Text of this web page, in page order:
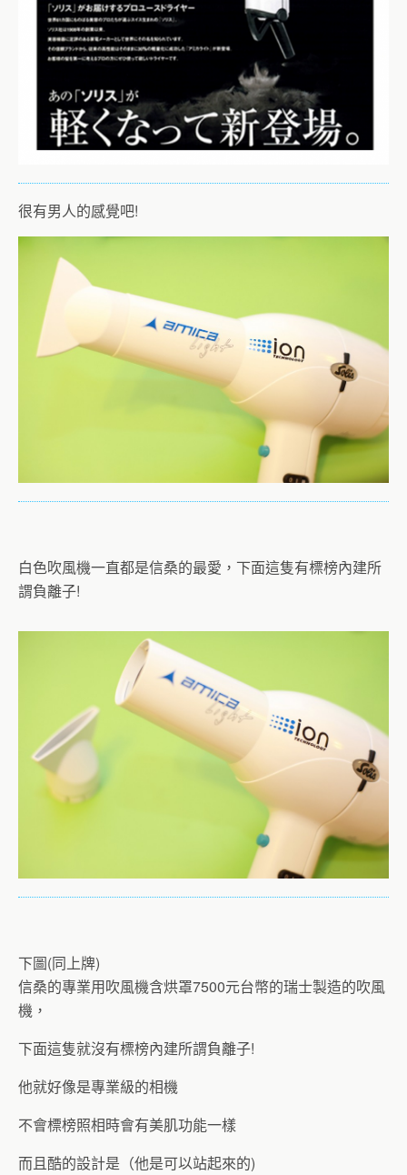
很有男人的感覺吧!
白色吹風機一直都是信桑的最愛，下面這隻有標榜內建所
謂負離子!
下圖(同上牌)
信桑的專業用吹風機含烘罩7500元台幣的瑞士製造的吹風
機，
下面這隻就沒有標榜內建所謂負離子!
他就好像是專業級的相機
不會標榜照相時會有美肌功能一樣
而且酷的設計是（他是可以站起來的)